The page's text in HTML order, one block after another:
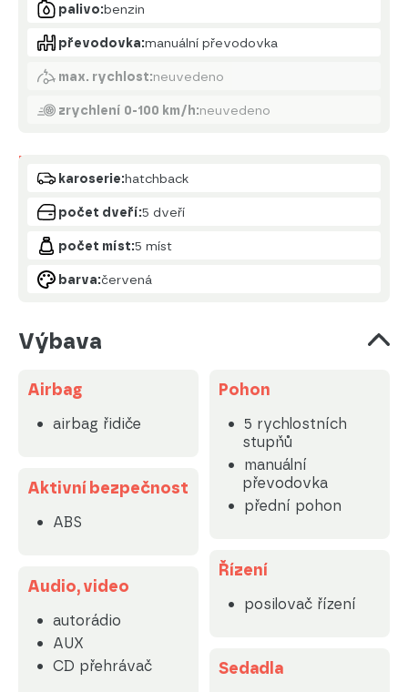
palivo:benzin
převodovka:manuální převodovka
max. rychlost:neuvedeno
zrychlení 0-100 km/h:neuvedeno
Karoserie
karoserie:hatchback
počet dveří:5 dveří
počet míst:5 míst
barva:červená
Výbava
Airbag
airbag řidiče
Aktivní bezpečnost
ABS
Audio, video
autorádio
AUX
CD přehrávač
Pohon
5 rychlostních
stupňů
manuální
převodovka
přední pohon
Řízení
posilovač řízení
Sedadla